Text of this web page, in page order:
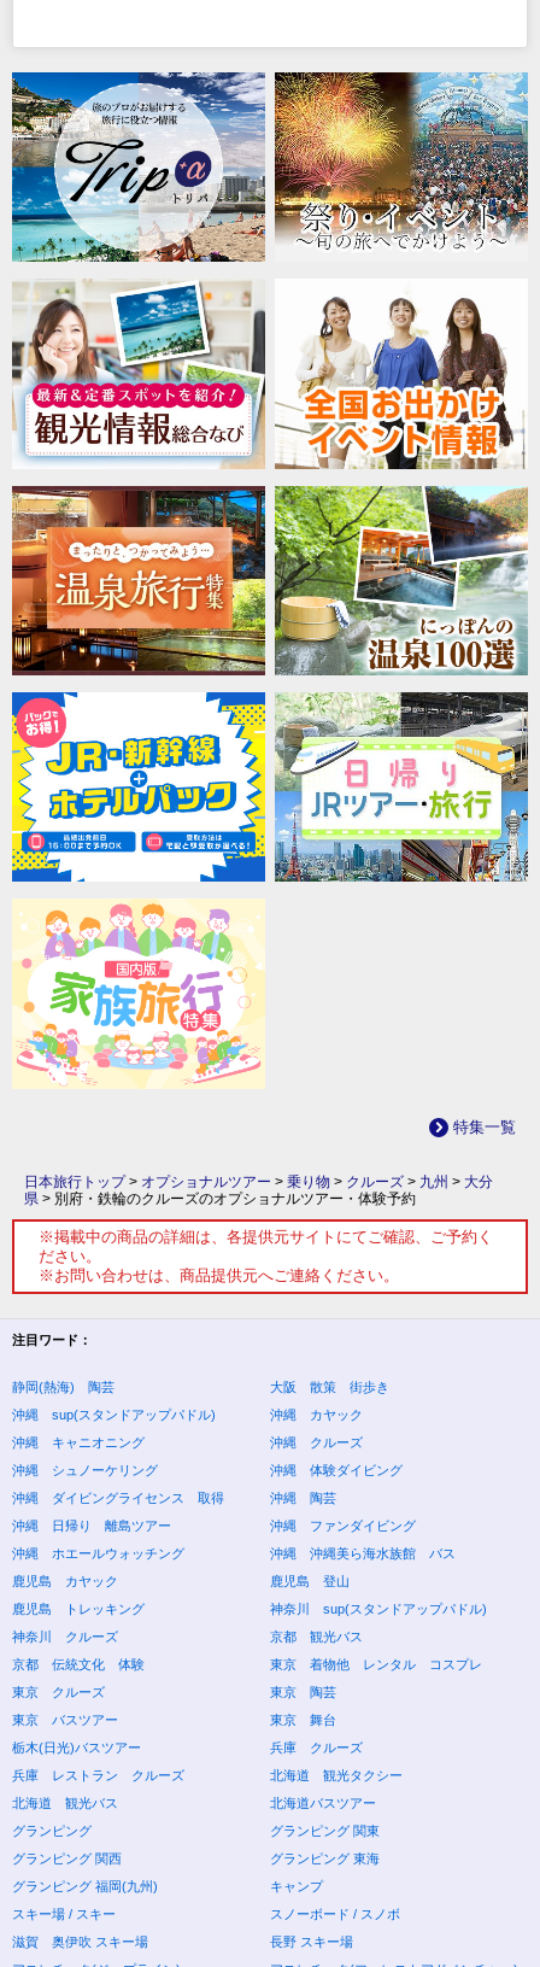
特集一覧
日本旅行トップ> オプショナルツアー > 乗り物 > クルーズ > 九州 > 大分
県 > 別府・鉄輪のクルーズのオプショナルツアー・体験予約
※掲載中の商品の詳細は、各提供元サイトにてご確認、ご予約く
ださい。
※お問い合わせは、商品提供元へご連絡ください。
注目ワード：
静岡(熱海) 陶芸
大阪 散策 街歩き
沖縄 sup(スタンドアップパドル)
沖縄 カヤック
沖縄 キャニオニング
沖縄 クルーズ
沖縄 シュノーケリング
沖縄 体験ダイビング
沖縄 ダイビングライセンス 取得
沖縄 陶芸
沖縄 日帰り 離島ツアー
沖縄 ファンダイビング
沖縄 ホエールウォッチング
沖縄 沖縄美ら海水族館 バス
鹿児島 カヤック
鹿児島 登山
鹿児島 トレッキング
神奈川 sup(スタンドアップパドル)
神奈川 クルーズ
京都 観光バス
京都 伝統文化 体験
東京 着物他 レンタル コスプレ
東京 クルーズ
東京 陶芸
東京 バスツアー
東京 舞台
栃木(日光)バスツアー
兵庫 クルーズ
兵庫 レストラン クルーズ
北海道 観光タクシー
北海道 観光バス
北海道バスツアー
グランピング
グランピング 関東
グランピング 関西
グランピング 東海
グランピング 福岡(九州)
キャンプ
スキー場 / スキー
スノーボード / スノボ
滋賀 奥伊吹 スキー場
長野 スキー場